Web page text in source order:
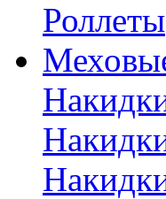
Роллеты